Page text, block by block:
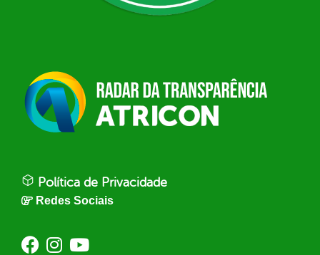
Política de Privacidade
Redes Sociais